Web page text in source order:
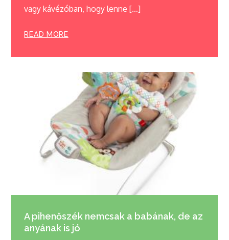
vagy kávézóban, hogy lenne […]
READ MORE
A pihenőszék nemcsak a babának, de az
anyának is jó